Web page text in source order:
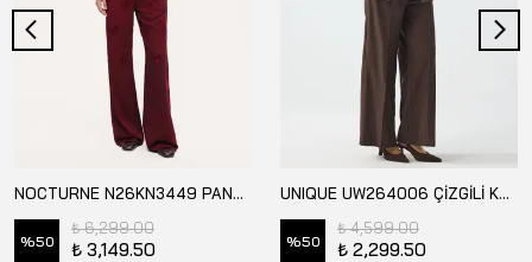
NOCTURNE N26KN3449 PANTOLON
%50
₺ 6,299.00
₺ 3,149.50
UNIQUE UW264006 ÇİZGİLİ KUMAŞ PALAZZO PANTOLON
%50
₺ 4,599.00
₺ 2,299.50